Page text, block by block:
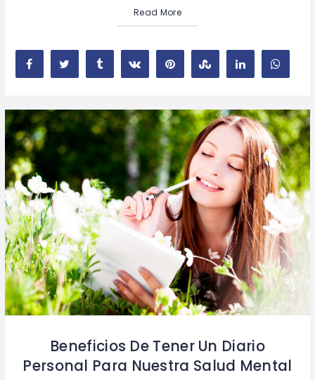
Read More
Beneficios De Tener Un Diario
Personal Para Nuestra Salud Mental